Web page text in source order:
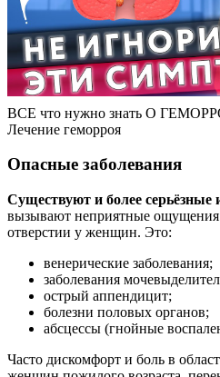
ВСЕ что нужно знать О
Лечение геморроя
Опасные заболевания
Существуют и более серьёзные
вызывают неприятные ощущения
отверстии у женщин. Это:
венерические заболевания;
заболевания
острый аппендицит;
болезни половых органов;
абсцессы (гнойные
Часто дискомфорт и боль в